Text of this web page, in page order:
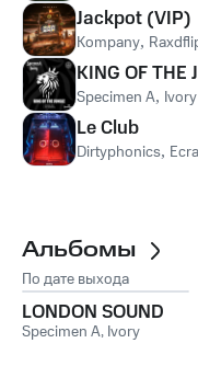
Jackpot (VIP)
Kompany,
KING OF THE
Specimen A, Ivory
Le Club
Dirtyphonics,
Альбомы
По дате выхода
LONDON SOUND
Specimen A, Ivory